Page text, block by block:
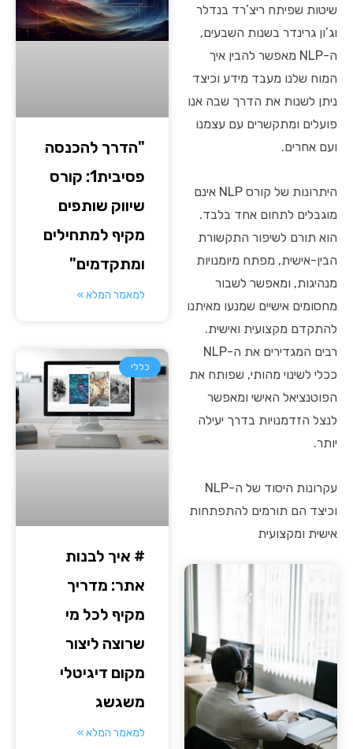
שיטות שפיתח ריצ’רד בנדלר
וג’ון גרינדר בשנות השבעים,
ה-NLP מאפשר להבין איך
המוח שלנו מעבד מידע וכיצד
ניתן לשנות את הדרך שבה אנו
פועלים ומתקשרים עם עצמנו
ועם אחרים.
היתרונות של קורס NLP אינם
מוגבלים לתחום אחד בלבד.
הוא תורם לשיפור התקשורת
הבין-אישית, מפתח מיומנויות
מנהיגות, ומאפשר לשבור
מחסומים אישיים שמנעו מאיתנו
להתקדם מקצועית ואישית.
רבים המגדירים את ה-NLP
ככלי לשינוי מהותי, שפותח את
הפוטנציאל האישי ומאפשר
לנצל הזדמנויות בדרך יעילה
יותר.
עקרונות היסוד של ה-NLP
וכיצד הם תורמים להתפתחות
אישית ומקצועית
"הדרך להכנסה
פסיבית1: קורס
שיווק שותפים
מקיף למתחילים
ומתקדמים"
למאמר המלא »
כללי
# איך לבנות
אתר: מדריך
מקיף לכל מי
שרוצה ליצור
מקום דיגיטלי
משגשג
למאמר המלא »